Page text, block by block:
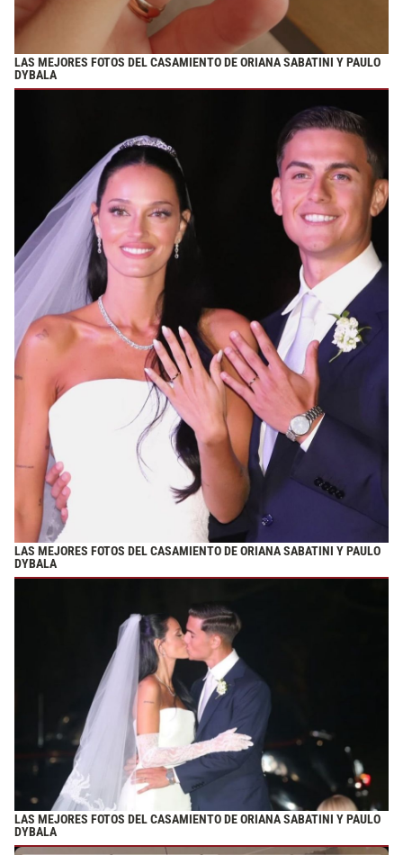
LAS MEJORES FOTOS DEL CASAMIENTO DE ORIANA SABATINI Y PAULO
DYBALA
LAS MEJORES FOTOS DEL CASAMIENTO DE ORIANA SABATINI Y PAULO
DYBALA
LAS MEJORES FOTOS DEL CASAMIENTO DE ORIANA SABATINI Y PAULO
DYBALA